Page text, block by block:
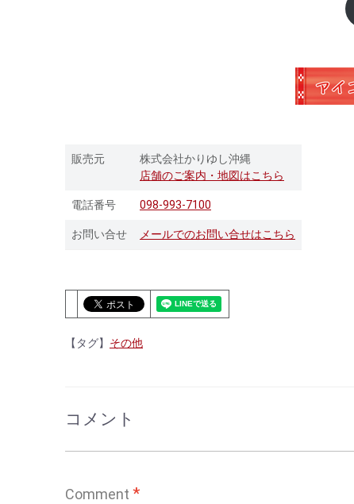
販売元
株式会社かりゆし沖縄
店舗のご案内・地図はこちら
電話番号 098-993-7100
お問い合せ メールでのお問い合せはこちら
【タグ】 その他
コメント
Comment *